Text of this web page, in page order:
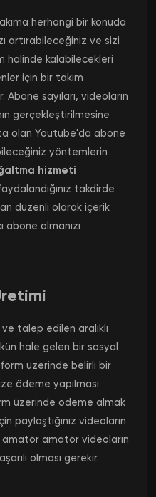
herhangi bir konuda
artırabileceğiniz ve sizi
halinde kalabilecekleri
için bir takım
Abone sayıları, videoların
gerçekleştirilmesine
olan Youtube'da abone
yöntemlerin
hizmeti
takdirde
düzenli olarak içerik
abone olmanızı
talep edilen aralıklı
hale gelen bir sosyal
üzerinde belirli bir
ödeme yapılması
üzerinde ödeme almak
paylaştığınız videoların
amatör amatör videoların
olması gerekir.